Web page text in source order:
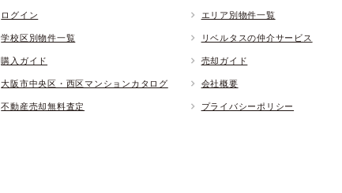
ログイン エリア別物件一覧
学校区別物件一覧 リベルタスの仲介サービス
購入ガイド 売却ガイド
大阪市中央区・西区マンションカタログ 会社概要
不動産売却無料査定 プライバシーポリシー